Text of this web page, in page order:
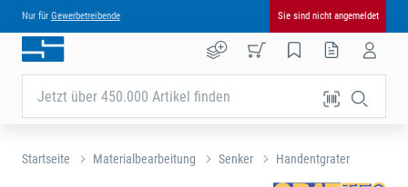
Nur für Gewerbetreibende Sie sind nicht angemeldet
Jetzt über 450.000 Artikel finden
Startseite Materialbearbeitung Senker Handentgrater